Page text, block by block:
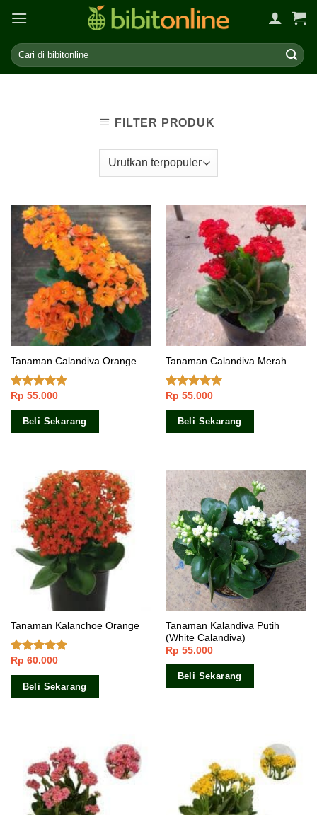
content
FILTER PRODUK
Tanaman Calandiva Orange
Dinilai
4.50dari 5
Rp 55.000
Beli Sekarang
Tanaman Calandiva Merah
Dinilai5.00
dari 5
Rp 55.000
Beli Sekarang
Tanaman Kalanchoe Orange
Dinilai4.67
dari 5
Rp 60.000
Beli Sekarang
Tanaman Kalandiva Putih
(White Calandiva)
Rp 55.000
Beli Sekarang